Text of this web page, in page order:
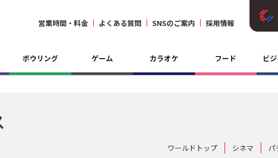
営業時間・料金 よくある質問 SNSのご案内 採用情報
ボウリング ゲーム カラオケ フード ビ
ワールドトップ シネマ パ